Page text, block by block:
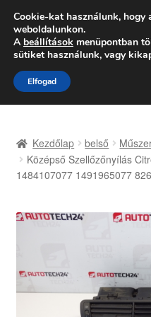
Hétfő-Péntek
Ugrás
a
navigációhoz
Kilépés
a
tartalomba
Adatvédelmi irányelvek
Kifizetések
Kezdőlap belső
Középső Szellőzőnyílás
1484107077 1491965077
Cookie-kat használunk, hogy
weboldalunkon.
A beállítások menüpontban
sütiket használunk, vagy
Elfogad